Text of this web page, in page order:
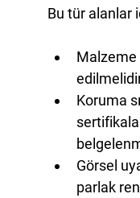
Bu tür alanlar
Malzeme
Koruma
Görsel
parlak